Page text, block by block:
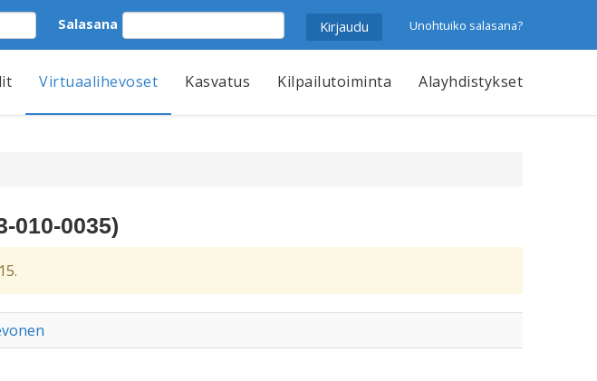
Salasana Unohtuiko salasana?
Virtuaalihevoset Kasvatus Kilpailutoiminta Alayhdistykset
010-0035)